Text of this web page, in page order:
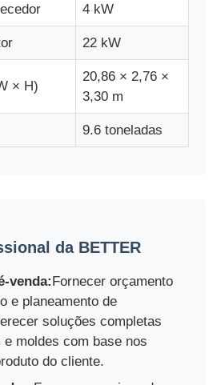
por injeção LSR
por injecção de silicone
de borracha de silicone líquido
de borracha de silicone
4 kW
22 kW
× H)
20,86 × 2,76 ×
3,30 m
9.6 toneladas
da BETTER
venda:Fornecer orçamento
e planeamento de
soluções completas
e moldes com base nos
do cliente.